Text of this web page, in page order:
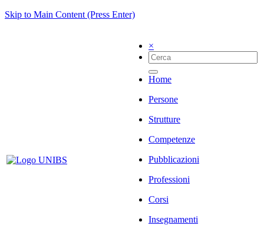
Skip to Main Content (Press Enter)
×
Home
Persone
Strutture
Competenze
Pubblicazioni
Professioni
Corsi
Insegnamenti